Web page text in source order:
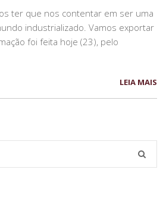
ter que nos contentar em ser uma
industrializado. Vamos exportar
foi feita hoje (23), pelo
LEIA MAIS